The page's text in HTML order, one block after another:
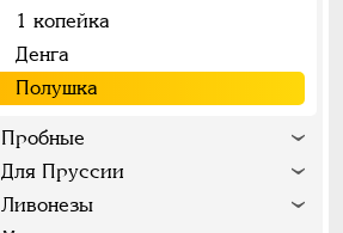
1 копейка
Денга
Полушка
Пробные
Для Пруссии
Ливонезы